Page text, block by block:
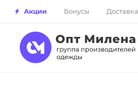
Акции Бонусы Доставка